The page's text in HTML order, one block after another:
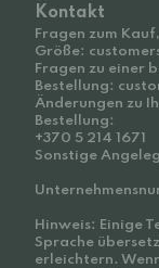
Kontakt
Fragen zum
Größe:
Fragen zu einer
Bestellung:
Änderungen zu
Bestellung:
+370 5 214 1671
Sonstige
Hinweis: Einige
Sprache
erleichtern.